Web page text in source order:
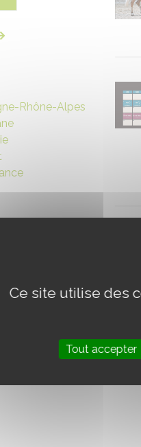
Rhône-Alpes
Comté
Loire (CERC)
Chevaux
d’Azur
Ce site utilise des
Tout accepter